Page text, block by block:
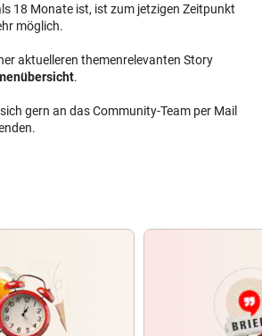
18 Monate ist, ist zum jetzigen Zeitpunkt
möglich.
aktuelleren themenrelevanten Story
.
gern an das Community-Team per Mail